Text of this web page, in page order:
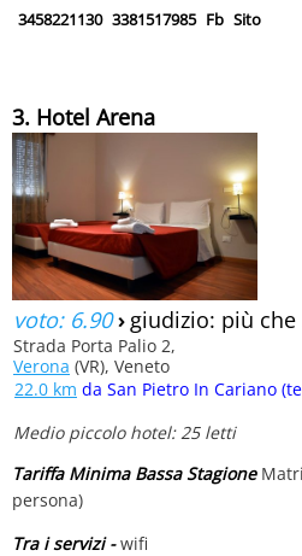
3458221130 3381517985 Fb Sito
3. Hotel Arena
voto: 6.90› giudizio: più
Strada Porta Palio 2,
Verona (VR), Veneto
22.0 km da San Pietro In Cariano
Medio piccolo hotel: 25 letti
Tariffa Minima Bassa Stagione
persona)
Tra i servizi -wifi